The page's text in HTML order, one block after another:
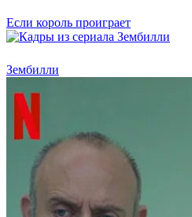
Если король проиграет
Зембилли